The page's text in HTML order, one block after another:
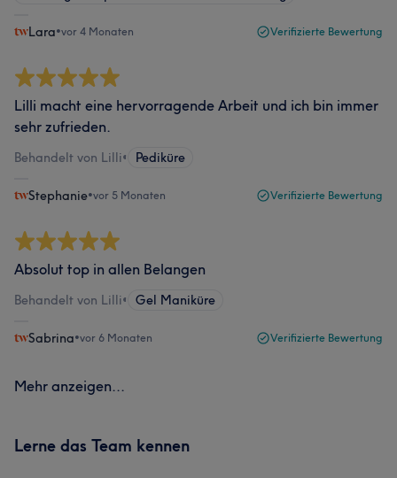
Lara•vor 4 Monaten Verifizierte Bewertung
Lilli macht eine hervorragende Arbeit und ich bin immer
sehr zufrieden.
Behandelt von Lilli• Pediküre
Stephanie•vor 5 Monaten Verifizierte Bewertung
Absolut top in allen Belangen
Behandelt von Lilli• Gel Maniküre
Sabrina•vor 6 Monaten Verifizierte Bewertung
Mehr anzeigen...
Lerne das Team kennen